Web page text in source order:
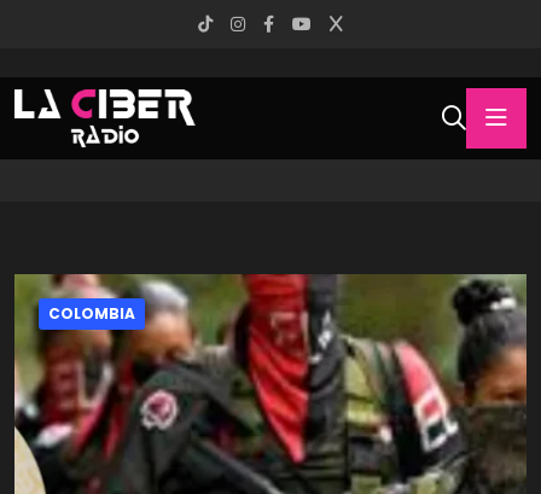
COLOMBIA